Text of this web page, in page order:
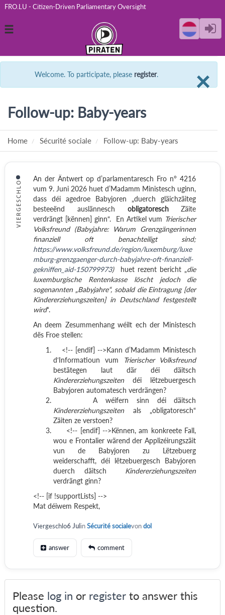
FRO.LU - Citizen-Driven Parliamentary Oversight
Toggle
×
Welcome. To participate, please register.
Follow-up: Baby-years
Home Sécurité sociale Follow-up: Baby-years
VIERGESCHLO
An der Äntwert op d’parlamentaresch Fro n° 4216
vum 9. Juni 2026 huet d’Madamm Ministesch uginn,
dass déi agedroe Babyjoren „duerch gläichzäiteg
besteeënd auslännesch obligatoreschZäite
verdrängt [kënnen] ginn“.
En Artikel vum Trierischer
Volksfreund (Babyjahre: Warum Grenzgängerinnen
finanziell oft benachteiligt sind;
https://www.volksfreund.de/region/luxemburg/luxe
mburg-grenzgaenger-durch-babyjahre-oft-finanziell-
gekniffen_aid-150799973) huet rezent bericht „die
luxemburgische Rentenkasse löscht jedoch die
sogenannten „Baby­jahre“, sobald die Eintragung [der
Kindererziehungszeiten] in Deutschland festgestellt
wird“.
An deem Zesummenhang wéilt ech der Ministesch
dës Froe stellen:
<!-- [endif] -->Kann d’Madamm Ministesch
d‘Informatioun vum
Trierischer Volksfreund
bestätegen laut där déi däitsch
Kindererziehungszeitendéi lëtzebuergesch
Babyjoren automatesch verdrängen?
A wéifern sinn déi däitsch
Kindererziehungszeitenals „obligatoresch“
Zäiten ze verstoen?
<!-- [endif] -->Kënnen, am konkreete Fall,
wou e Frontalier wärend der Applizéirungszäit
vun de Babyjoren zu Lëtzebuerg
weiderschafft, déi lëtzebuergesch Babyjoren
duerch däitsch
Kindererziehungszeiten
verdrängt ginn?
<!-- [if !supportLists] -->
Mat déiwem Respekt,
Viergeschlo6 JulinSécurité socialevondol
answer comment
Please log in or register to answer this
question.